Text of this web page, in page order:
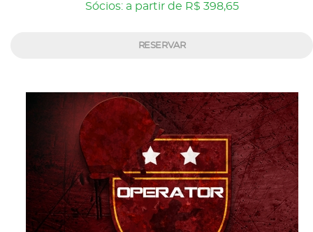
Sócios: a partir de R$ 398,65
RESERVAR